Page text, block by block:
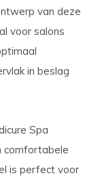
van deze
voor salons
in beslag
Spa
comfortabele
is perfect voor